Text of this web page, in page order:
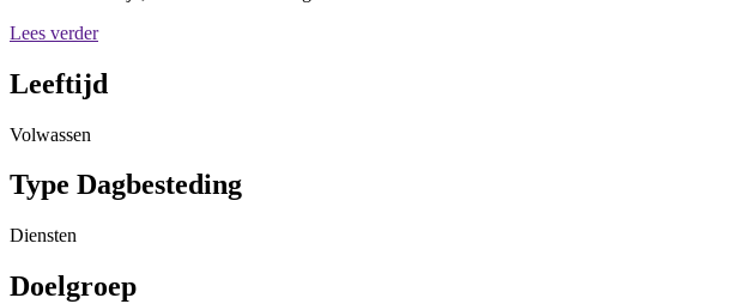
Lees verder
Leeftijd
Volwassen
Type Dagbesteding
Diensten
Doelgroep